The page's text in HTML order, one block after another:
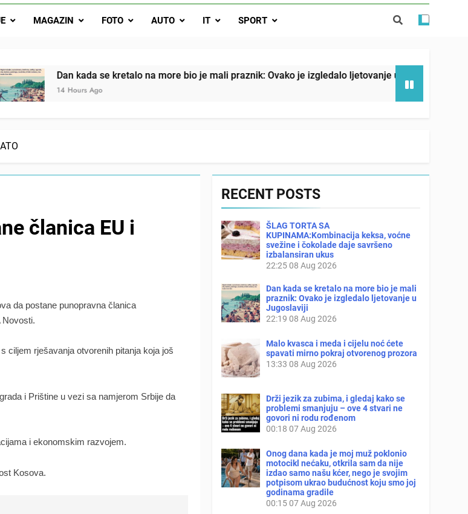
kada se kretalo na more bio je mali praznik: Ovako je izgledalo ljetovanje u Jugoslaviji
zubima, i gledaj kako se problemi smanjuju – ove 4 stvari ne govori ni rodu rođenom
MAGAZIN FOTO AUTO IT SPORT
Dan kada se kretalo na more bio je mali praznik: Ovako je izgledalo ljetovanje u Jugoslaviji
14 Hours Ago
članica EU i
da postane punopravna članica
Novosti.
ciljem rješavanja otvorenih pitanja koja još
i Prištine u vezi sa namjerom Srbije da
i ekonomskim razvojem.
Kosova.
RECENT POSTS
ŠLAG TORTA SA
KUPINAMA:Kombinacija keksa, voćne
svežine i čokolade daje savršeno
izbalansiran ukus
22:25 08 Aug 2026
Dan kada se kretalo na more bio je mali
praznik: Ovako je izgledalo ljetovanje u
Jugoslaviji
22:19 08 Aug 2026
Malo kvasca i meda i cijelu noć ćete
spavati mirno pokraj otvorenog prozora
13:33 08 Aug 2026
Drži jezik za zubima, i gledaj kako se
problemi smanjuju – ove 4 stvari ne
govori ni rodu rođenom
00:18 07 Aug 2026
Onog dana kada je moj muž poklonio
motocikl nećaku, otkrila sam da nije
izdao samo našu kćer, nego je svojim
potpisom ukrao budućnost koju smo joj
godinama gradile
00:15 07 Aug 2026